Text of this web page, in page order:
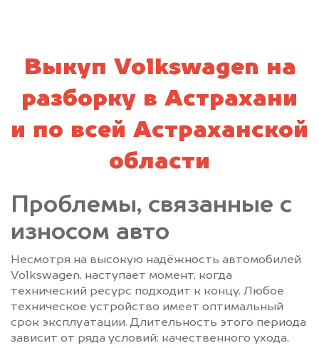
Выкуп Volkswagen на
разборку в Астрахани
и по всей Астраханской
области
Проблемы, связанные с
износом авто
Несмотря на высокую надёжность автомобилей
Volkswagen, наступает момент, когда
технический ресурс подходит к концу. Любое
техническое устройство имеет оптимальный
срок эксплуатации. Длительность этого периода
зависит от ряда условий: качественного ухода,